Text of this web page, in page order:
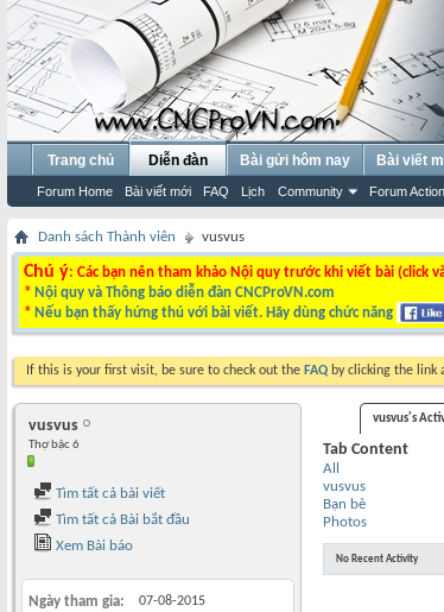
Trang chủ Diễn đàn
Forum Home Bài viết mới FAQ Lịch Community Forum
Bài gửi hôm nay Bài viết
Danh sách Thành viên vusvus
Chú ý: Các bạn nên tham khảo Nội quy trước khi viết bài (click
* Nội quy và Thông báo diễn đàn CNCProVN.com
* Nếu bạn thấy hứng thú với bài viết. Hãy dùng chức năng
If this is your first visit, be sure to check out the FAQ by clicking the link
vusvus
Thợ bậc 6
Tìm tất cả bài viết
Tìm tất cả Bài bắt đầu
Xem Bài báo
Ngày tham gia 07-08-2015
vusvus's
Tab Content
All
vusvus
Bạn bè
Photos
No Recent Activity